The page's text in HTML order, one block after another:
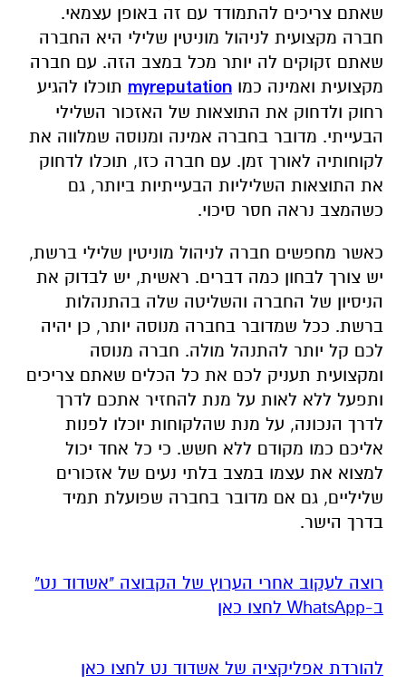
שאתם צריכים להתמודד עם זה באופן עצמאי.
חברה מקצועית לניהול מוניטין שלילי היא החברה
שאתם זקוקים לה יותר מכל במצב הזה. עם חברה
מקצועית ואמינה כמו myreputation תוכלו להגיע
רחוק ולדחוק את התוצאות של האזכור השלילי
הבעייתי. מדובר בחברה אמינה ומנוסה שמלווה את
לקוחותיה לאורך זמן. עם חברה כזו, תוכלו לדחוק
את התוצאות השליליות הבעייתיות ביותר, גם
כשהמצב נראה חסר סיכוי.
כאשר מחפשים חברה לניהול מוניטין שלילי ברשת,
יש צורך לבחון כמה דברים. ראשית, יש לבדוק את
הניסיון של החברה והשליטה שלה בהתנהלות
ברשת. ככל שמדובר בחברה מנוסה יותר, כן יהיה
לכם קל יותר להתנהל מולה. חברה מנוסה
ומקצועית תעניק לכם את כל הכלים שאתם צריכים
ותפעל ללא לאות על מנת להחזיר אתכם לדרך
לדרך הנכונה, על מנת שהלקוחות יוכלו לפנות
אליכם כמו מקודם ללא חשש. כי כל אחד יכול
למצוא את עצמו במצב בלתי נעים של אזכורים
שליליים, גם אם מדובר בחברה שפועלת תמיד
בדרך הישר.
רוצה לעקוב אחרי הערוץ של הקבוצה "אשדוד נט"
ב-WhatsApp לחצו כאן
להורדת אפליקציה של אשדוד נט לחצו כאן